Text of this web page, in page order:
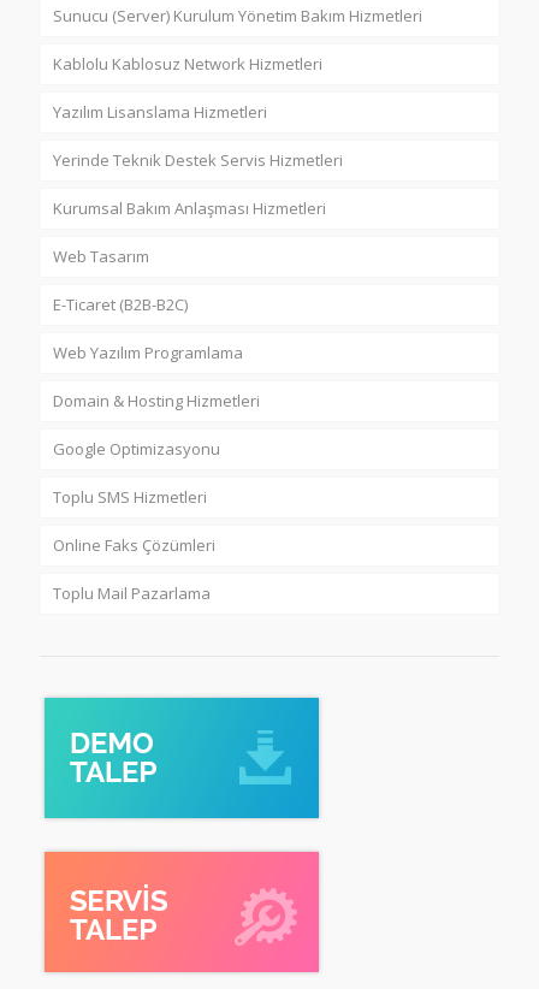
Sunucu (Server) Kurulum Yönetim Bakım Hizmetleri
Kablolu Kablosuz Network Hizmetleri
Yazılım Lisanslama Hizmetleri
Yerinde Teknik Destek Servis Hizmetleri
Kurumsal Bakım Anlaşması Hizmetleri
Web Tasarım
E-Ticaret (B2B-B2C)
Web Yazılım Programlama
Domain & Hosting Hizmetleri
Google Optimizasyonu
Toplu SMS Hizmetleri
Online Faks Çözümleri
Toplu Mail Pazarlama